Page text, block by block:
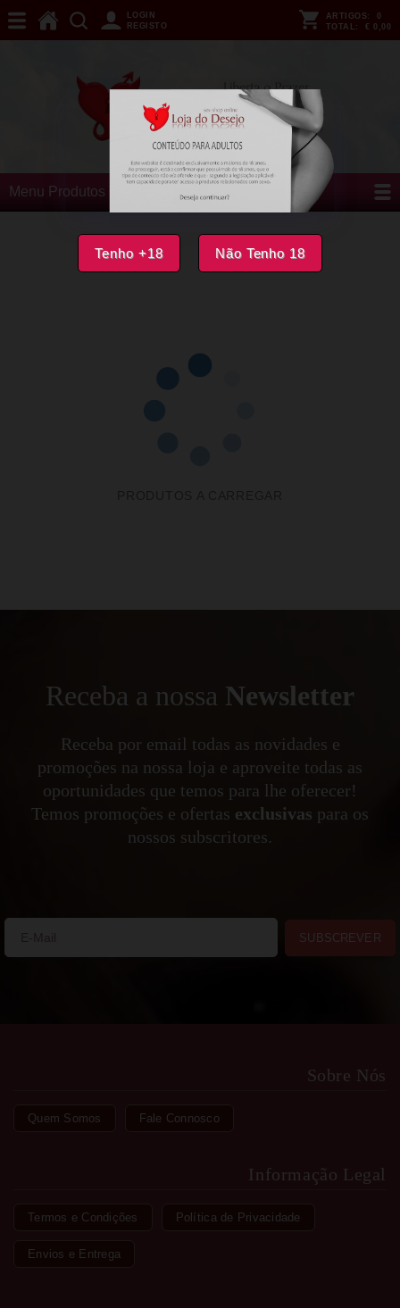
Tenho +18 Não Tenho 18
LOGIN
REGISTO
ARTIGOS:
0
TOTAL: € 0,00
Menu Produtos
Receba a nossa Newsletter
Receba por email todas as novidades e
promoções na nossa loja e aproveite todas as
oportunidades que temos para lhe oferecer!
Temos promoções e ofertas exclusivas para os
nossos subscritores.
SUBSCREVER
Sobre Nós
Quem Somos Fale Connosco
Informação Legal
Termos e Condições Política de Privacidade
Envios e Entrega